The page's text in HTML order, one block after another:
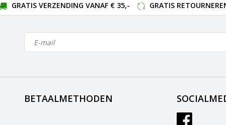
GRATIS VERZENDING VANAF € 35,- GRATIS
BETAALMETHODEN